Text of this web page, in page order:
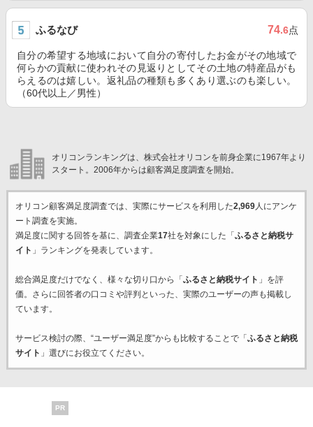
ふるなび 74.6点
自分の希望する地域において自分の寄付したお金がその地域で
何らかの貢献に使われその見返りとしてその土地の特産品がも
らえるのは嬉しい。返礼品の種類も多くあり選ぶのも楽しい。
（60代以上／男性）
オリコンランキングは、株式会社オリコンを前身企業に1967年より
スタート。2006年からは顧客満足度調査を開始。
オリコン顧客満足度調査では、実際にサービスを利用した2,969人にアンケ
ート調査を実施。
満足度に関する回答を基に、調査企業17社を対象にした「 ふるさと納税サ
イト 」ランキングを発表しています。
総合満足度だけでなく、様々な切り口から「 ふるさと納税サイト 」を評
価。さらに回答者の口コミや評判といった、実際のユーザーの声も掲載し
ています。
サービス検討の際、“ユーザー満足度”からも比較することで「 ふるさと納税
サイト 」選びにお役立てください。
PR